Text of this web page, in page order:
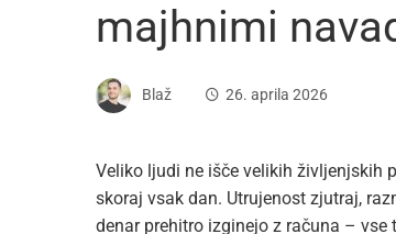
majhnimi
Blaž 26. aprila 2026
Veliko ljudi ne išče velikih življenjskih
skoraj vsak dan. Utrujenost zjutraj,
denar prehitro izginejo z računa – vse